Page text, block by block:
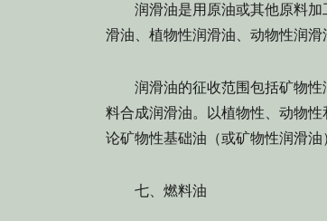
润滑油是用原油或其他原料加
滑油、植物性润滑油、动物性润滑
润滑油的征收范围包括矿物性
料合成润滑油。以植物性、动物
论矿物性基础油（或矿物性润滑油
七、燃料油